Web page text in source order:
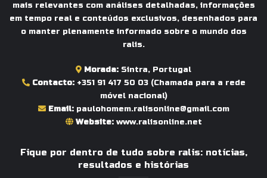
mais relevantes com análises detalhadas, informações
em tempo real e conteúdos exclusivos, desenhados para
o manter plenamente informado sobre o mundo dos
ralis.
Morada: Sintra, Portugal
Contacto: +351 91 417 50 03(Chamada para a rede
móvel nacional)
Email: paulohomem.ralisonline@gmail.com
Website: www.ralisonline.net
Fique por dentro de tudo sobre ralis: notícias,
resultados e histórias